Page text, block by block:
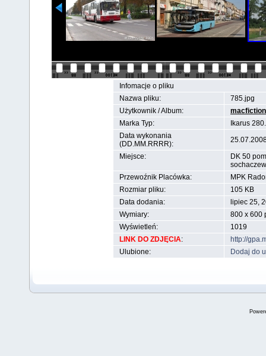
Infomacje o pliku
Nazwa pliku:
785.jpg
Użytkownik / Album:
macfiction
Marka Typ:
Ikarus
Data wykonania
(DD.MM.RRRR):
Miejsce:
DK 50
Przewoźnik Placówka:
MPK
Rozmiar pliku:
105 KB
Data dodania:
lipiec 25,
Wymiary:
800 x 600
Wyświetleń:
1019
LINK DO ZDJĘCIA:
http://
Ulubione:
Dodaj do